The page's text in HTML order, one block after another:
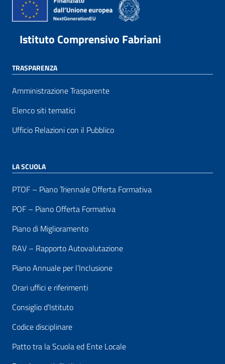
Istituto Comprensivo Fabriani
TRASPARENZA
Amministrazione Trasparente
Elenco siti tematici
Ufficio Relazioni con il Pubblico
LA SCUOLA
PTOF – Piano Triennale Offerta Formativa
POF – Piano Offerta Formativa
Piano di Miglioramento
RAV – Rapporto Autovalutazione
Piano Annuale per l’Inclusione
Orari uffici e riferimenti
Consiglio d’Istituto
Codice disciplinare
Patto tra la Scuola ed Ente Locale